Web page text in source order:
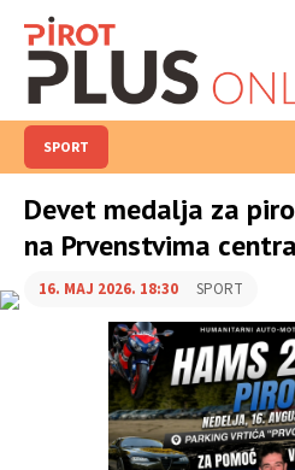
SPORT
Devet medalja za
na Prvenstvima
16. MAJ 2026. 18:30 SPORT